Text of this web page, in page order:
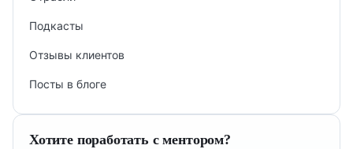
Подкасты
Отзывы клиентов
Посты в блоге
Хотите поработать с ментором?